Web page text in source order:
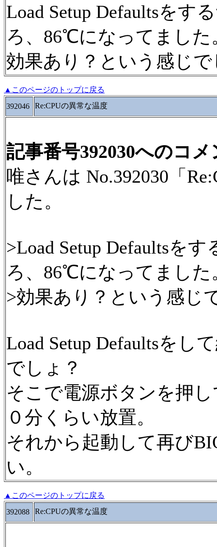
Load Setup Defaultsをす
ろ、86℃になってました
効果あり？という感じ
▲このページのトップに戻る
392046
Re:CPUの異常な温度
記事番号392030へのコメ
唯さんは No.392030「
した。
>Load Setup Defaultsを
ろ、86℃になってました
>効果あり？という感じ
Load Setup Defaultsをし
でしょ？
そこで電源ボタンを押
０分くらい放置。
それから起動して再び
い。
▲このページのトップに戻る
392088
Re:CPUの異常な温度